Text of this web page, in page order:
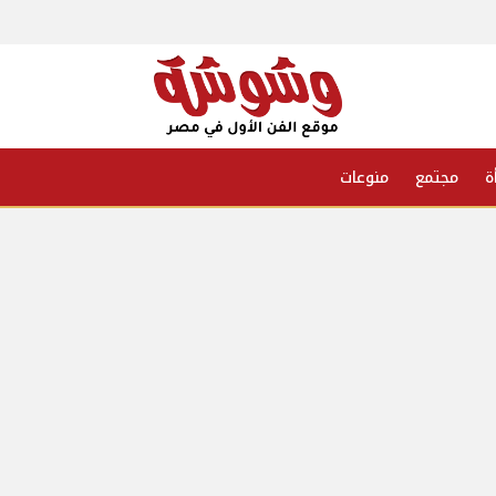
مجتمع منوعات